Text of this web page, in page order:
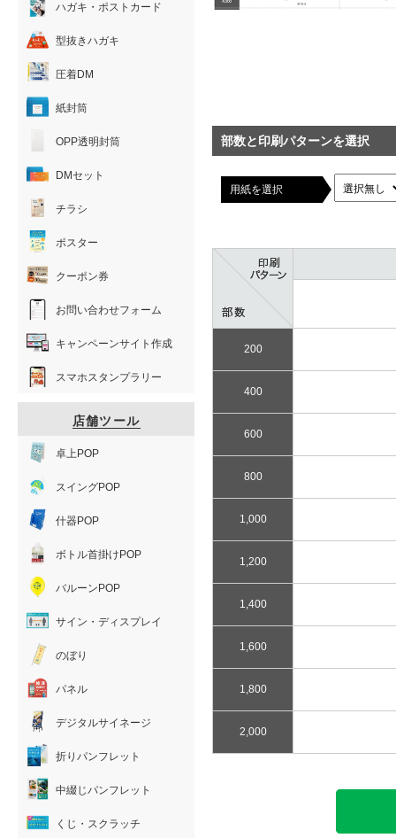
部数と印刷パターンを選択
用紙を選択
200
400
600
800
1,000
1,200
1,400
1,600
1,800
2,000
ハガキ・ポストカード
型抜きハガキ
圧着DM
紙封筒
OPP透明封筒
DMセット
チラシ
ポスター
クーポン券
お問い合わせフォーム
キャンペーンサイト作成
スマホスタンプラリー
店舗ツール
卓上POP
スイングPOP
什器POP
ボトル首掛けPOP
バルーンPOP
サイン・ディスプレイ
のぼり
パネル
デジタルサイネージ
折りパンフレット
中綴じパンフレット
くじ・スクラッチ